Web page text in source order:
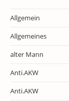
Allgemein
Allgemeines
alter Mann
Anti.AKW
Anti.AKW